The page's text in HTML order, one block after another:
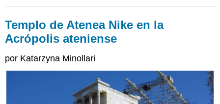
Templo de Atenea Nike en la
Acrópolis ateniense
por Katarzyna Minollari